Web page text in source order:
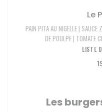
Le
PAIN PITA AU NIGELLE | SAUCE
DE POULPE | TOMATE
LISTE
Les